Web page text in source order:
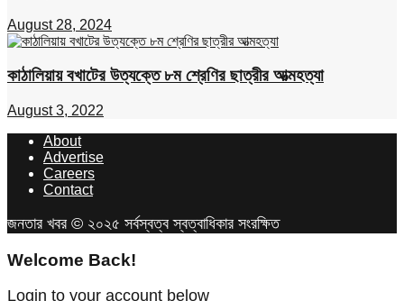
August 28, 2024
কাঠালিয়ায় বখাটের উত্যক্তে ৮ম শ্রেণির ছাত্রীর আত্মহত্যা
August 3, 2022
About
Advertise
Careers
Contact
জনতার খবর © ২০২৫ সর্বস্বত্ব স্বত্বাধিকার সংরক্ষিত
Welcome Back!
Login to your account below